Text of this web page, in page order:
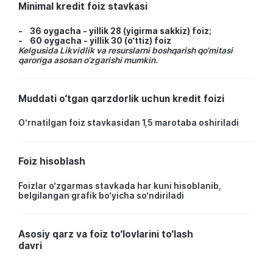
Minimal kredit foiz stavkasi
- 36 oygacha - yillik 28 (yigirma sakkiz) foiz;
- 60 oygacha - yillik 30 (o‘ttiz) foiz
Kelgusida Likvidlik va resurslarni boshqarish qo‘mitasi
qaroriga asosan o‘zgarishi mumkin.
Muddati o‘tgan qarzdorlik uchun kredit foizi
O‘rnatilgan foiz stavkasidan 1,5 marotaba oshiriladi
Foiz hisoblash
Foizlar o‘zgarmas stavkada har kuni hisoblanib,
belgilangan grafik bo‘yicha so‘ndiriladi
Asosiy qarz va foiz to‘lovlarini to‘lash
davri